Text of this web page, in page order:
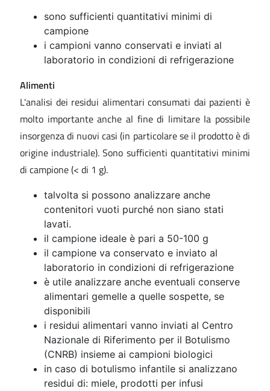
sono sufficienti quantitativi minimi di
campione
i campioni vanno conservati e inviati al
laboratorio in condizioni di refrigerazione
Alimenti
L'analisi dei residui alimentari consumati dai pazienti è
molto importante anche al fine di limitare la possibile
insorgenza di nuovi casi (in particolare se il prodotto è di
origine industriale). Sono sufficienti quantitativi minimi
di campione (< di 1 g).
talvolta si possono analizzare anche
contenitori vuoti purché non siano stati
lavati.
il campione ideale è pari a 50-100 g
il campione va conservato e inviato al
laboratorio in condizioni di refrigerazione
è utile analizzare anche eventuali conserve
alimentari gemelle a quelle sospette, se
disponibili
i residui alimentari vanno inviati al Centro
Nazionale di Riferimento per il Botulismo
(CNRB) insieme ai campioni biologici
in caso di botulismo infantile si analizzano
residui di: miele, prodotti per infusi